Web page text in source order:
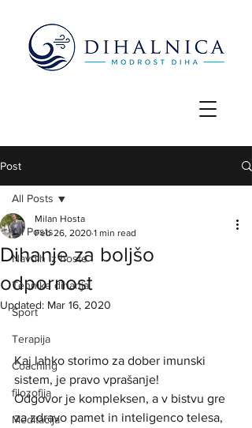
Post
All Posts
Navdih iz hoste
Tehnike dihanja
Šport
Terapija
Coaching
filozofija
Meditacija
All Posts
Dihanje za boljšo
odpornost
Milan Hosta
Feb 26, 2020 1 min read
Updated: Mar 16, 2020
Kaj lahko storimo za dober imunski
sistem, je pravo vprašanje!
Odgovor je kompleksen, a v bistvu gre
za zdravo pamet in inteligenco telesa,